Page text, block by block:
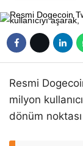
Resmi
milyon
dönüm